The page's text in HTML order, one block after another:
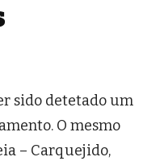
sido detetado um
O mesmo
– Carquejido,